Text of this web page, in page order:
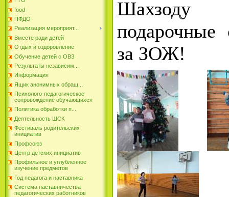
food
ПФДО
Реализация мероприят...
Вместе ради детей
Отдых и оздоровление
Обучение детей с ОВЗ
Результаты независим...
Информация
Ящик анонимных обращ...
Психолого-педагогическое
сопровождение обучающихся
Политика обработки п...
Деятельность ШСК
Фестиваль родительских
инициатив
Профсоюз
Центр детских инициатив
Профильное и углубленное
изучение предметов
Год педагога и наставника
Система наставничества
педагогических работников
Шахзоду
за ЗОЖ!